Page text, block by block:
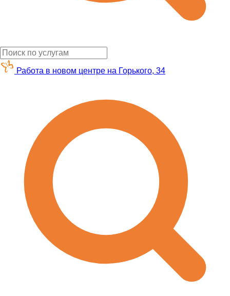
Работа в новом центре на Горького, 34